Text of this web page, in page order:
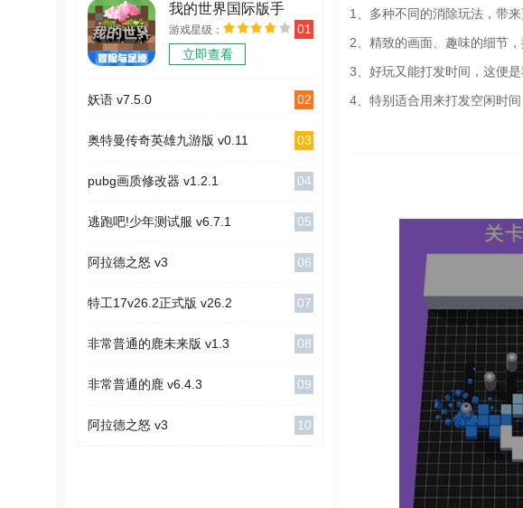
我的世界国际版手
机版
v2.12.5.246529
游戏星级：
立即查看
01
妖语 v7.5.0 02
奥特曼传奇英雄九游版 v0.11 03
pubg画质修改器 v1.2.1 04
逃跑吧!少年测试服 v6.7.1 05
阿拉德之怒 v3 06
特工17v26.2正式版 v26.2 07
非常普通的鹿未来版 v1.3 08
非常普通的鹿 v6.4.3 09
阿拉德之怒 v3 10
1、多种不同的消除玩法，带
2、精致的画面、趣味的细节
3、好玩又能打发时间，这便
4、特别适合用来打发空闲时